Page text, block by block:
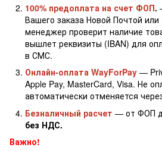
100% предоплата на счет ФОП.
Вашего заказа Новой Почтой
менеджер проверит наличие
вышлет реквизиты (IBAN) для
в СМС.
Онлайн-оплата WayForPay —
Apple Pay, MasterCard, Visa. Не
автоматически отменяется
Безналичный расчет — от ФОП
без НДС.
Важно!